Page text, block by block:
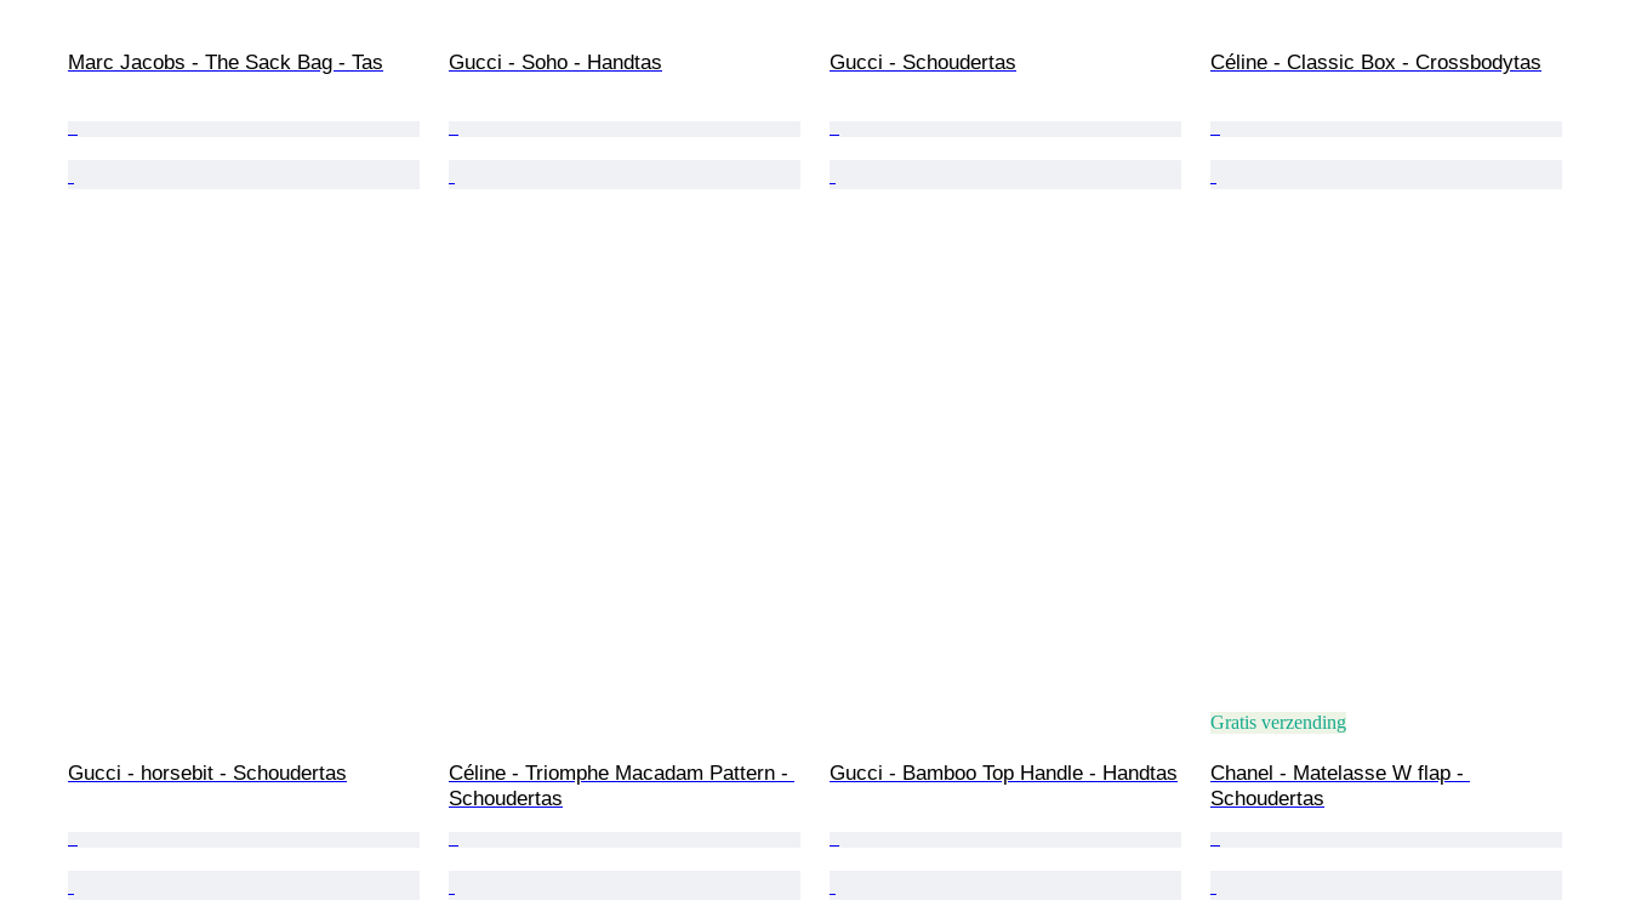
Marc Jacobs - The Sack Bag - Tas Gucci - Soho - Handtas Gucci - Schoudertas Céline - Classic Box - Crossbodytas
Gucci - horsebit - Schoudertas
Céline - Triomphe Macadam Pattern -
Schoudertas
Gucci - Bamboo Top Handle - Handtas
Gratis verzending
Chanel - Matelasse W flap -
Schoudertas